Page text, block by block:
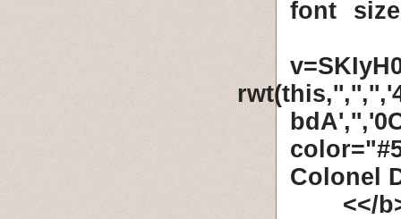
<font
Colonel
</